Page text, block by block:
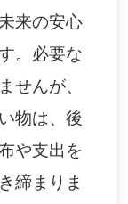
来の安心
。必要な
せんが、
物は、後
や支出を
締まりま